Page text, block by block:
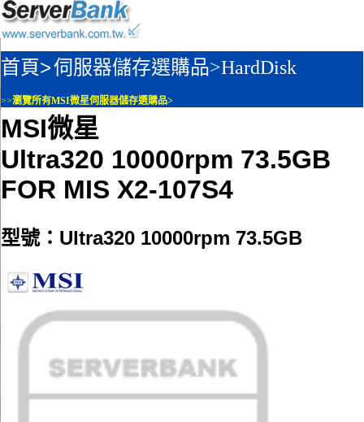
首頁>伺服器儲存選購品>HardDisk
>>瀏覽所有MSI微星伺服器儲存選購品>
MSI微星
Ultra320 10000rpm 73.5GB
FOR MIS X2-107S4
型號：Ultra320 10000rpm 73.5GB